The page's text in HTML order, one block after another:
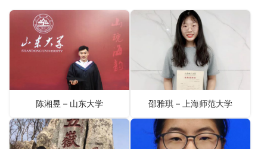
陈湘昱 – 山东大学 邵雅琪 – 上海师范大学